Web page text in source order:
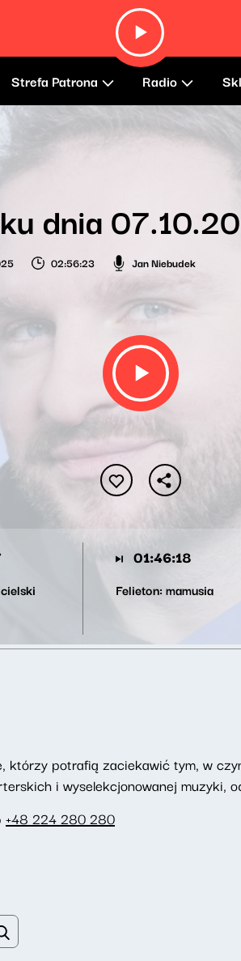
Strefa Patrona Radio
dnia
02:56:23 Jan Niebudek
01:46:18
Felieton: mamusia
którzy potrafią zaciekawić tym, w
i wyselekcjonowanej muzyki,
+48 224 280 280